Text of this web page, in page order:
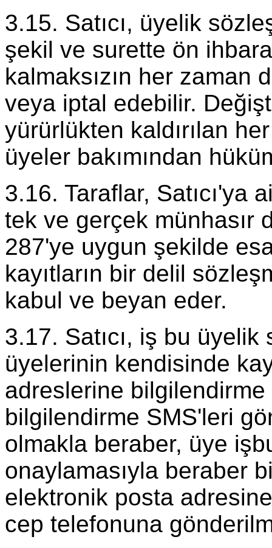
3.15. Satıcı, üyelik
şekil ve surette ön
kalmaksızın her zaman
veya iptal edebilir.
yürürlükten kaldırılan
üyeler bakımından
3.16. Taraflar, Satıcı'ya
tek ve gerçek münhasır
287'ye uygun şekilde
kayıtların bir delil
kabul ve beyan eder.
3.17. Satıcı, iş bu
üyelerinin kendisinde
adreslerine
bilgilendirme SMS'leri
olmakla beraber, üye
onaylamasıyla beraber
elektronik posta
cep telefonuna